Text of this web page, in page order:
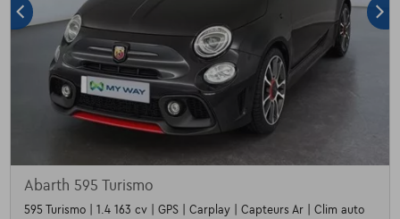
Abarth 595 Turismo
595 Turismo | 1.4 163 cv | GPS | Carplay | Capteurs Ar | Clim auto